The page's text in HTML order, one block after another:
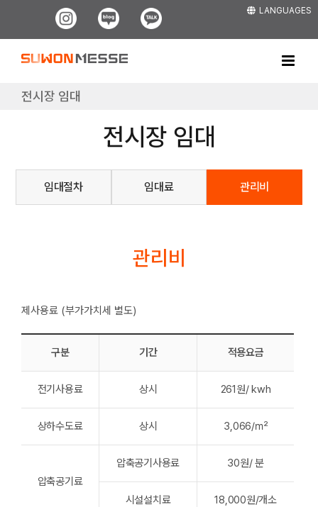
LANGUAGES
Instagram
Blog Kakao
전시장 임대
전시장 임대
임대절차 임대료 관리비
관리비
제사용료 (부가가치세 별도)
구분 기간 적용요금
전기사용료 상시 261원/ kwh
상하수도료 상시 3,066/㎡
압축공기료
압축공기사용료 30원/ 분
시설설치료 18,000원/개소